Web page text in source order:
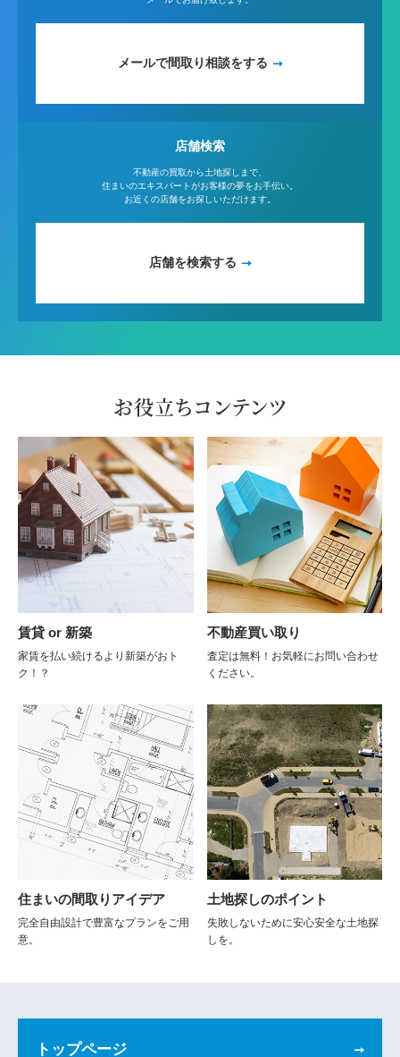
メールで間取り相談をする
店舗検索
不動産の買取から土地探しまで、
住まいのエキスパートがお客様の夢をお手伝い。
お近くの店舗をお探しいただけます。
店舗を検索する
お役立ちコンテンツ
賃貸 or 新築
家賃を払い続けるより新築がおト
ク！？
不動産買い取り
査定は無料！お気軽にお問い合わせ
ください。
住まいの間取りアイデア
完全自由設計で豊富なプランをご用
意。
土地探しのポイント
失敗しないために安心安全な土地探
しを。
トップページ